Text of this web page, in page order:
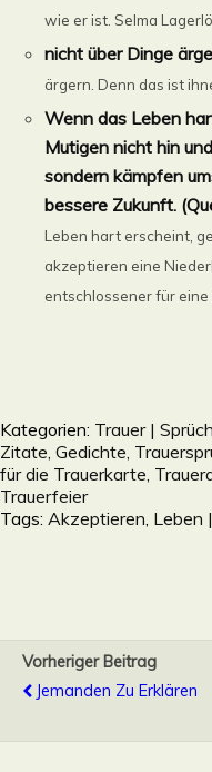
wie er ist. Selma
nicht über Dinge
ärgern. Denn das ist
Wenn das Leben
Mutigen nicht hin
sondern kämpfen
bessere Zukunft.
Leben hart erscheint,
akzeptieren eine
entschlossener für eine
Kategorien: Trauer |
Zitate, Gedichte,
für die Trauerkarte,
Trauerfeier
Tags: Akzeptieren Leben
Vorheriger Beitrag
Jemanden Zu Erklären